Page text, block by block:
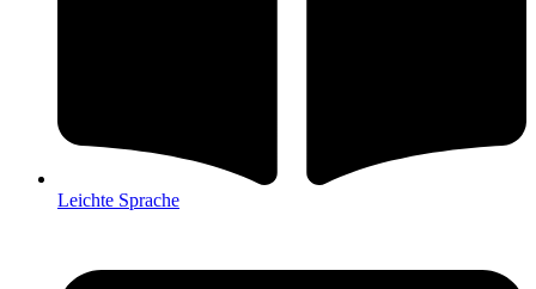
Leichte Sprache